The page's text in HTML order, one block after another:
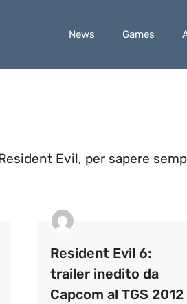
News Games
Evil, per sapere
Resident Evil 6:
trailer inedito da
Capcom al TGS 2012